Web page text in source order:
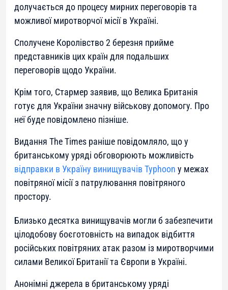
долучається до процесу мирних переговорів та
можливої миротворчої місії в Україні.
Сполучене Королівство 2 березня прийме
представників цих країн для подальших
переговорів щодо України.
Крім того, Стармер заявив, що Велика Британія
готує для України значну військову допомогу. Про
неї буде повідомлено пізніше.
Видання The Times раніше повідомляло, що у
британському уряді обговорюють можливість
відправки в Україну винищувачів Typhoon у межах
повітряної місії з патрулювання повітряного
простору.
Близько десятка винищувачів могли б забезпечити
цілодобову боєготовність на випадок відбиття
російських повітряних атак разом із миротворчими
силами Великої Британії та Європи в Україні.
Анонімні джерела в британському уряді